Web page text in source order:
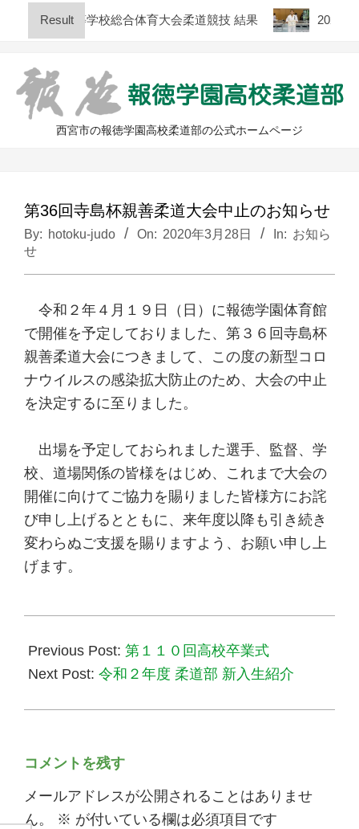
Result
庫県高等学校総合体育大会柔道競技 結果 2026年度
西宮市の報徳学園高校柔道部の公式ホームページ
Menu第36回寺島杯親善柔道大会中止のお知らせ
By: hotoku-judo On: 2020年3月28日 In: お知ら
せ
令和２年４月１９日（日）に報徳学園体育館
で開催を予定しておりました、第３６回寺島杯
親善柔道大会につきまして、この度の新型コロ
ナウイルスの感染拡大防止のため、大会の中止
を決定するに至りました。
出場を予定しておられました選手、監督、学
校、道場関係の皆様をはじめ、これまで大会の
開催に向けてご協力を賜りました皆様方にお詫
び申し上げるとともに、来年度以降も引き続き
変わらぬご支援を賜りますよう、お願い申し上
げます。
03-
28
Previous Post: 第１１０回高校卒業式
Next Post: 令和２年度 柔道部 新入生紹介
コメントを残す
メールアドレスが公開されることはありませ
ん。
※ が付いている欄は必須項目です